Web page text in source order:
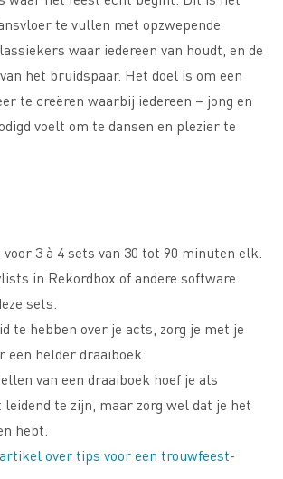
te vullen met opzwepende
waar iedereen van houdt, en de
het bruidspaar. Het doel is om een
te creëren waarbij iedereen – jong en
voelt om te dansen en plezier te
3 à 4 sets van 30 tot 90 minuten elk.
in Rekordbox of andere software
sets.
te hebben over je acts, zorg je met je
een helder draaiboek.
van een draaiboek hoef je als
te zijn, maar zorg wel dat je het
hebt.
over tips voor een trouwfeest-